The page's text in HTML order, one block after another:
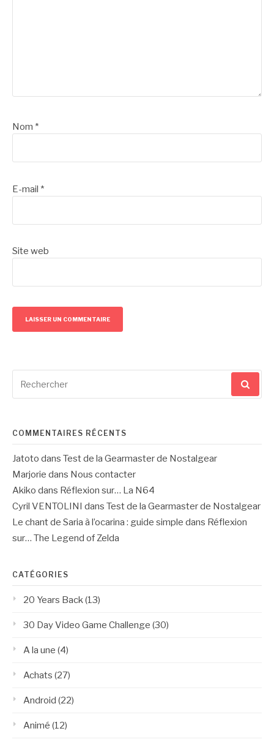
Nom *
E-mail *
Site web
pour
COMMENTAIRES RÉCENTS
Jatoto dans Test de la Gearmaster de Nostalgear
Marjorie dans Nous contacter
Akiko dans Réflexion sur… La N64
Cyril VENTOLINI
dans Test de la Gearmaster de Nostalgear
Le chant de Saria à l’ocarina : guide simple dans Réflexion
sur… The Legend of Zelda
CATÉGORIES
20 Years Back(13)
30 Day Video Game Challenge (30)
A la une (4)
Achats (27)
Android (22)
Animé (12)